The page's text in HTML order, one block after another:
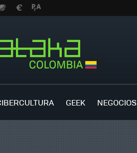
GEEK NEGOCIOS